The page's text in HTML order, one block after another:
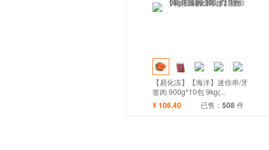
【易化冻】【海洋】迷你串/牙
签肉 900g*10包 9kg(...
¥106.40 已售：508件